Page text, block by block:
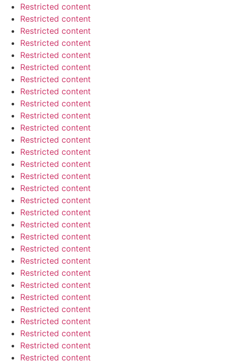
Restricted content
Restricted content
Restricted content
Restricted content
Restricted content
Restricted content
Restricted content
Restricted content
Restricted content
Restricted content
Restricted content
Restricted content
Restricted content
Restricted content
Restricted content
Restricted content
Restricted content
Restricted content
Restricted content
Restricted content
Restricted content
Restricted content
Restricted content
Restricted content
Restricted content
Restricted content
Restricted content
Restricted content
Restricted content
Restricted content